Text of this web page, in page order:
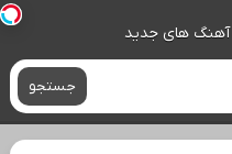
آهنگ های جدید
جستجو